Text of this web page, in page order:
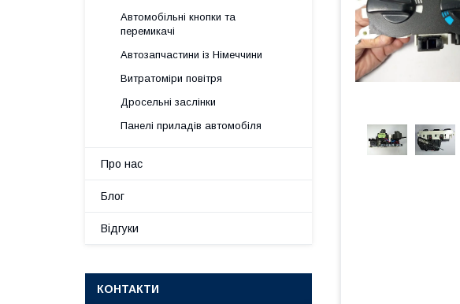
Автомобільні кнопки та
перемикачі
Автозапчастини із Німеччини
Витратоміри повітря
Дросельні заслінки
Панелі приладів автомобіля
Про нас
Блог
Відгуки
КОНТАКТИ